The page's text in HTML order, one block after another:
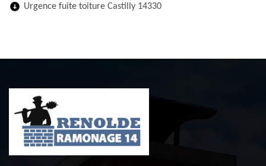
Urgence fuite toiture Castilly 14330